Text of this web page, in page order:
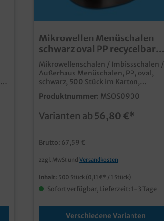
Mikrowellen Menüschalen
schwarz oval PP recycelbar
versch. Größen 500St
Mikrowellenschalen / Imbissschalen /
Außerhaus Menüschalen, PP, oval,
schwarz, 500 Stück im Karton,
verschiedene Größen gemäß Auswahl
stabile und hochwertige Menüschalen
auch TK Produkte, zum Sofortverzehr
Klarsicht Domdeckel wählbar ideal für
Lieferservice von Speisen und Menüs
Kunststoffmaterial
Produktnummer: MSOS0900
Varianten ab 56,80 €*
Brutto: 67,59 €
zzgl. MwSt und Versandkosten
Inhalt: 500 Stück (0,11 €* / 1 Stück)
Sofort verfügbar, Lieferzeit: 1-3 Tage
Verschiedene Varianten